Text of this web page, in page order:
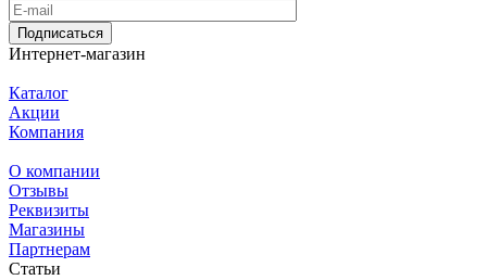
Подписаться
Интернет-магазин
Каталог
Акции
Компания
О компании
Отзывы
Реквизиты
Магазины
Партнерам
Статьи